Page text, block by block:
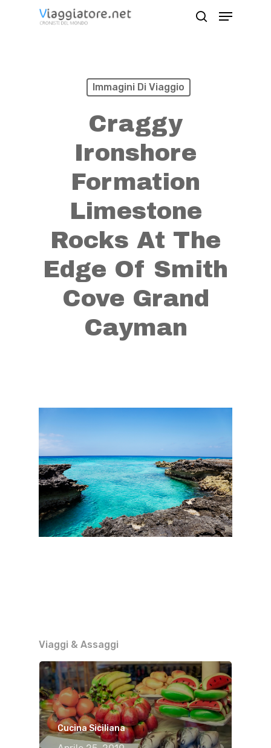
Menu
Immagini Di Viaggio
Craggy
Ironshore
Formation
Limestone
Rocks At The
Edge Of Smith
Cove Grand
Cayman
Viaggi & Assaggi
Cucina Siciliana